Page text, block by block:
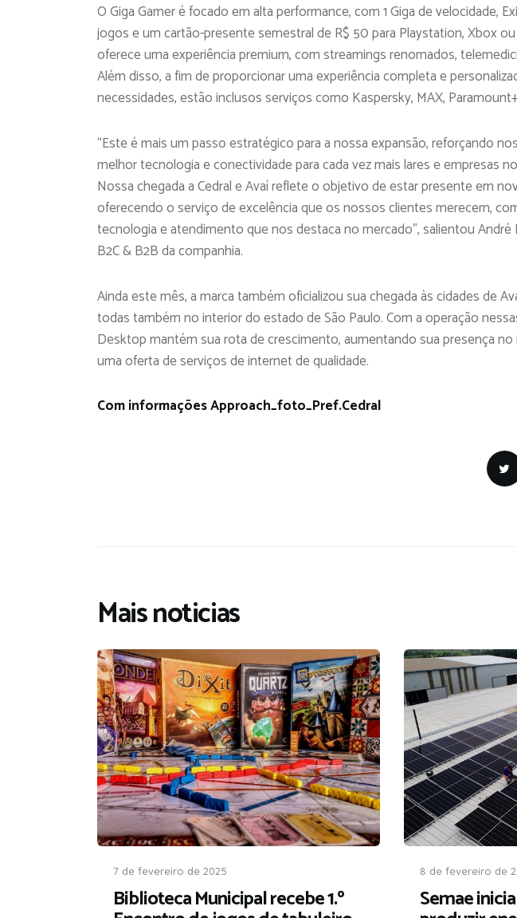
O Giga Gamer é focado em alta performance, com 1 Giga de velocidade,
jogos e um cartão-presente semestral de R$ 50 para Playstation, Xbox ou
oferece uma experiência premium, com streamings renomados,
Além disso, a fim de proporcionar uma experiência completa e
necessidades, estão inclusos serviços como Kaspersky, MAX,
“Este é mais um passo estratégico para a nossa expansão, reforçando
melhor tecnologia e conectividade para cada vez mais lares e empresas
Nossa chegada a Cedral e Avaí reflete o objetivo de estar presente em
oferecendo o serviço de excelência que os nossos clientes merecem,
tecnologia e atendimento que nos destaca no mercado”, salientou André
B2C & B2B da companhia.
Ainda este mês, a marca também oficializou sua chegada às cidades de
todas também no interior do estado de São Paulo. Com a operação
Desktop mantém sua rota de crescimento, aumentando sua presença
uma oferta de serviços de internet de qualidade.
Com informações Approach_foto_Pref.Cedral
Mais noticias
7 de fevereiro de 2025
Biblioteca Municipal recebe 1.º
8 de fevereiro de
Semae